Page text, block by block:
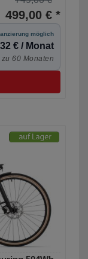
499,00 € *
möglich
€ / Monat
60 Monaten